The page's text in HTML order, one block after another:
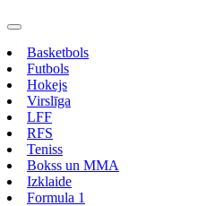
Basketbols
Futbols
Hokejs
Virslīga
LFF
RFS
Teniss
Bokss un MMA
Izklaide
Formula 1